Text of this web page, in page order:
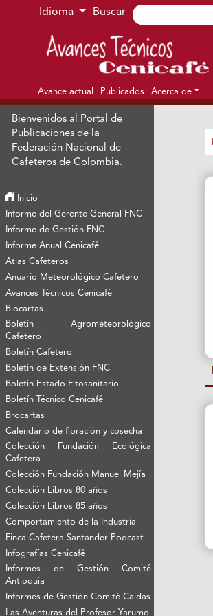
Ir al menú de navegación principal
Ir al contenido principal
Ir al pie de página del sitio
Idioma Buscar
Avance actual Publicados Acerca de
Bienvenidos al Portal de
Publicaciones de la
Federación Nacional de
Cafeteros de Colombia.
Inicio
Informe del Gerente General FNC
Informe de Gestión FNC
Informe Anual Cenicafé
Atlas Cafeteros
Anuario Meteorológico Cafetero
Avances Técnicos Cenicafé
Biocartas
Boletín Agrometeorológico
Cafetero
Boletín Cafetero
Boletín de Extensión FNC
Boletín Estado Fitosanitario
Boletín Técnico Cenicafé
Brocartas
Calendario de floración y cosecha
Colección Fundación Ecológica
Cafetera
Colección Fundación Manuel Mejía
Colección Libros 80 años
Colección Libros 85 años
Comportamiento de la Industria
Finca Cafetera Santander Podcast
Infografías Cenicafé
Informes de Gestión Comité
Antioquía
Informes de Gestión Comité Caldas
Las Aventuras del Profesor Yarumo